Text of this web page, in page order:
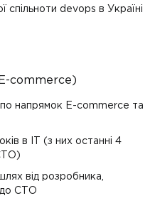
спільноти devops в Україні
commerce)
напрямок E-commerce та
в ІТ (з них останні 4
від розробника,
до СТО